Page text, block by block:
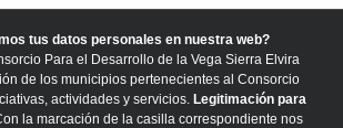
tus datos personales en nuestra web?
Para el Desarrollo de la Vega Sierra Elvira
de los municipios pertenecientes al Consorcio
actividades y servicios. Legitimación para
la marcación de la casilla correspondiente nos